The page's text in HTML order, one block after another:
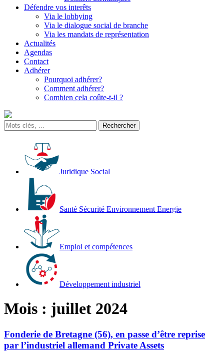
Défendre vos interêts
Via le lobbying
Via le dialogue social de branche
Via les mandats de représentation
Actualités
Agendas
Contact
Adhérer
Pourquoi adhérer?
Comment adhérer?
Combien cela coûte-t-il ?
Juridique Social
Santé Sécurité Environnement Energie
Emploi et compétences
Développement industriel
Mois : juillet 2024
Fonderie de Bretagne (56), en passe d’être reprise
par l’industriel allemand Private Assets